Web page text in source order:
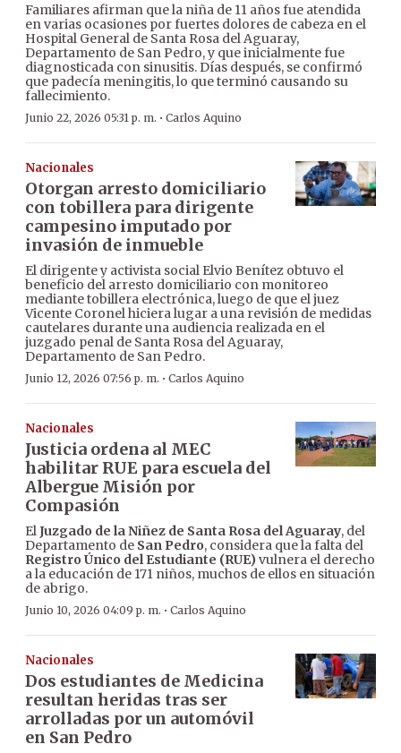
Familiares afirman que la niña de 11 años fue atendida
en varias ocasiones por fuertes dolores de cabeza en el
Hospital General de Santa Rosa del Aguaray,
Departamento de San Pedro, y que inicialmente fue
diagnosticada con sinusitis. Días después, se confirmó
que padecía meningitis, lo que terminó causando su
fallecimiento.
Junio 22, 2026 05:31 p. m. · Carlos Aquino
Nacionales
Otorgan arresto domiciliario
con tobillera para dirigente
campesino imputado por
invasión de inmueble
El dirigente y activista social Elvio Benítez obtuvo el
beneficio del arresto domiciliario con monitoreo
mediante tobillera electrónica, luego de que el juez
Vicente Coronel hiciera lugar a una revisión de medidas
cautelares durante una audiencia realizada en el
juzgado penal de Santa Rosa del Aguaray,
Departamento de San Pedro.
Junio 12, 2026 07:56 p. m. · Carlos Aquino
Nacionales
Justicia ordena al MEC
habilitar RUE para escuela del
Albergue Misión por
Compasión
ElJuzgado de la Niñez de Santa Rosa del Aguaray, del
Departamento de San Pedro, considera que la falta del
Registro Único del Estudiante (RUE)vulnera el derecho
a la educación de 171 niños, muchos de ellos en situación
de abrigo.
Junio 10, 2026 04:09 p. m. · Carlos Aquino
Nacionales
Dos estudiantes de Medicina
resultan heridas tras ser
arrolladas por un automóvil
en San Pedro